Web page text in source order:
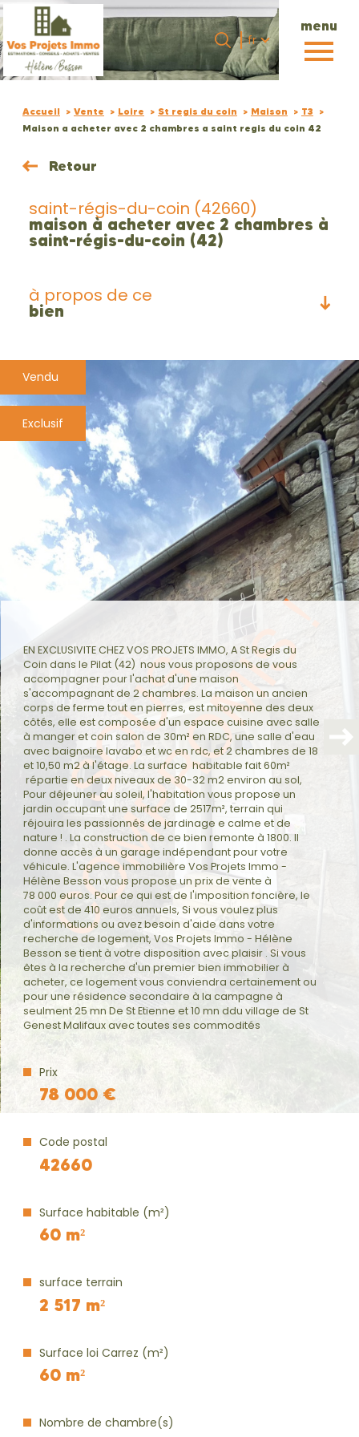
menu
Langue
fr
Accueil
Langue
fr
Accueil Vente Loire St regis du coin Maison
T3
Maison a acheter avec 2 chambres a saint regis du coin 42
Retour
saint-régis-du-coin (42660)
maison à acheter avec 2 chambres à
saint-régis-du-coin (42)
à propos de ce
bien
plus d'informations
financières
plus de
détails
copropriété
plus d'informations sur
le quartier
bilan
énergétique
EN EXCLUSIVITE CHEZ VOS PROJETS IMMO, A St Regis du
Coin dans le Pilat (42) nous vous proposons de vous
accompagner pour l'achat d'une maison
s'accompagnant de 2 chambres. La maison un ancien
corps de ferme tout en pierres, est mitoyenne des deux
côtés, elle est composée d'un espace cuisine avec salle
à manger et coin salon de 30m² en RDC, une salle d'eau
avec baignoire lavabo et wc en rdc, et 2 chambres de 18
et 10,50 m2 à l'étage. La surface habitable fait 60m²
répartie en deux niveaux de 30-32 m2 environ au sol,
Pour déjeuner au soleil, l'habitation vous propose un
jardin occupant une surface de 2517m², terrain qui
réjouira les passionnés de jardinage e calme et de
nature ! . La construction de ce bien remonte à 1800. Il
donne accès à un garage indépendant pour votre
véhicule. L'agence immobilière Vos Projets Immo -
Hélène Besson vous propose un prix de vente à
78 000 euros. Pour ce qui est de l'imposition foncière, le
coût est de 410 euros annuels, Si vous voulez plus
d'informations ou avez besoin d'aide dans votre
recherche de logement, Vos Projets Immo - Hélène
Besson se tient à votre disposition avec plaisir . Si vous
êtes à la recherche d'un premier bien immobilier à
acheter, ce logement vous conviendra certainement ou
pour une résidence secondaire à la campagne à
seulment 25 mn De St Etienne et 10 mn ddu village de St
Genest Malifaux avec toutes ses commodités
Prix
78 000 €
Code postal
42660
Surface habitable (m²)
60 m²
surface terrain
2 517 m²
Surface loi Carrez (m²)
60 m²
Nombre de chambre(s)
Vendu
Exclusif